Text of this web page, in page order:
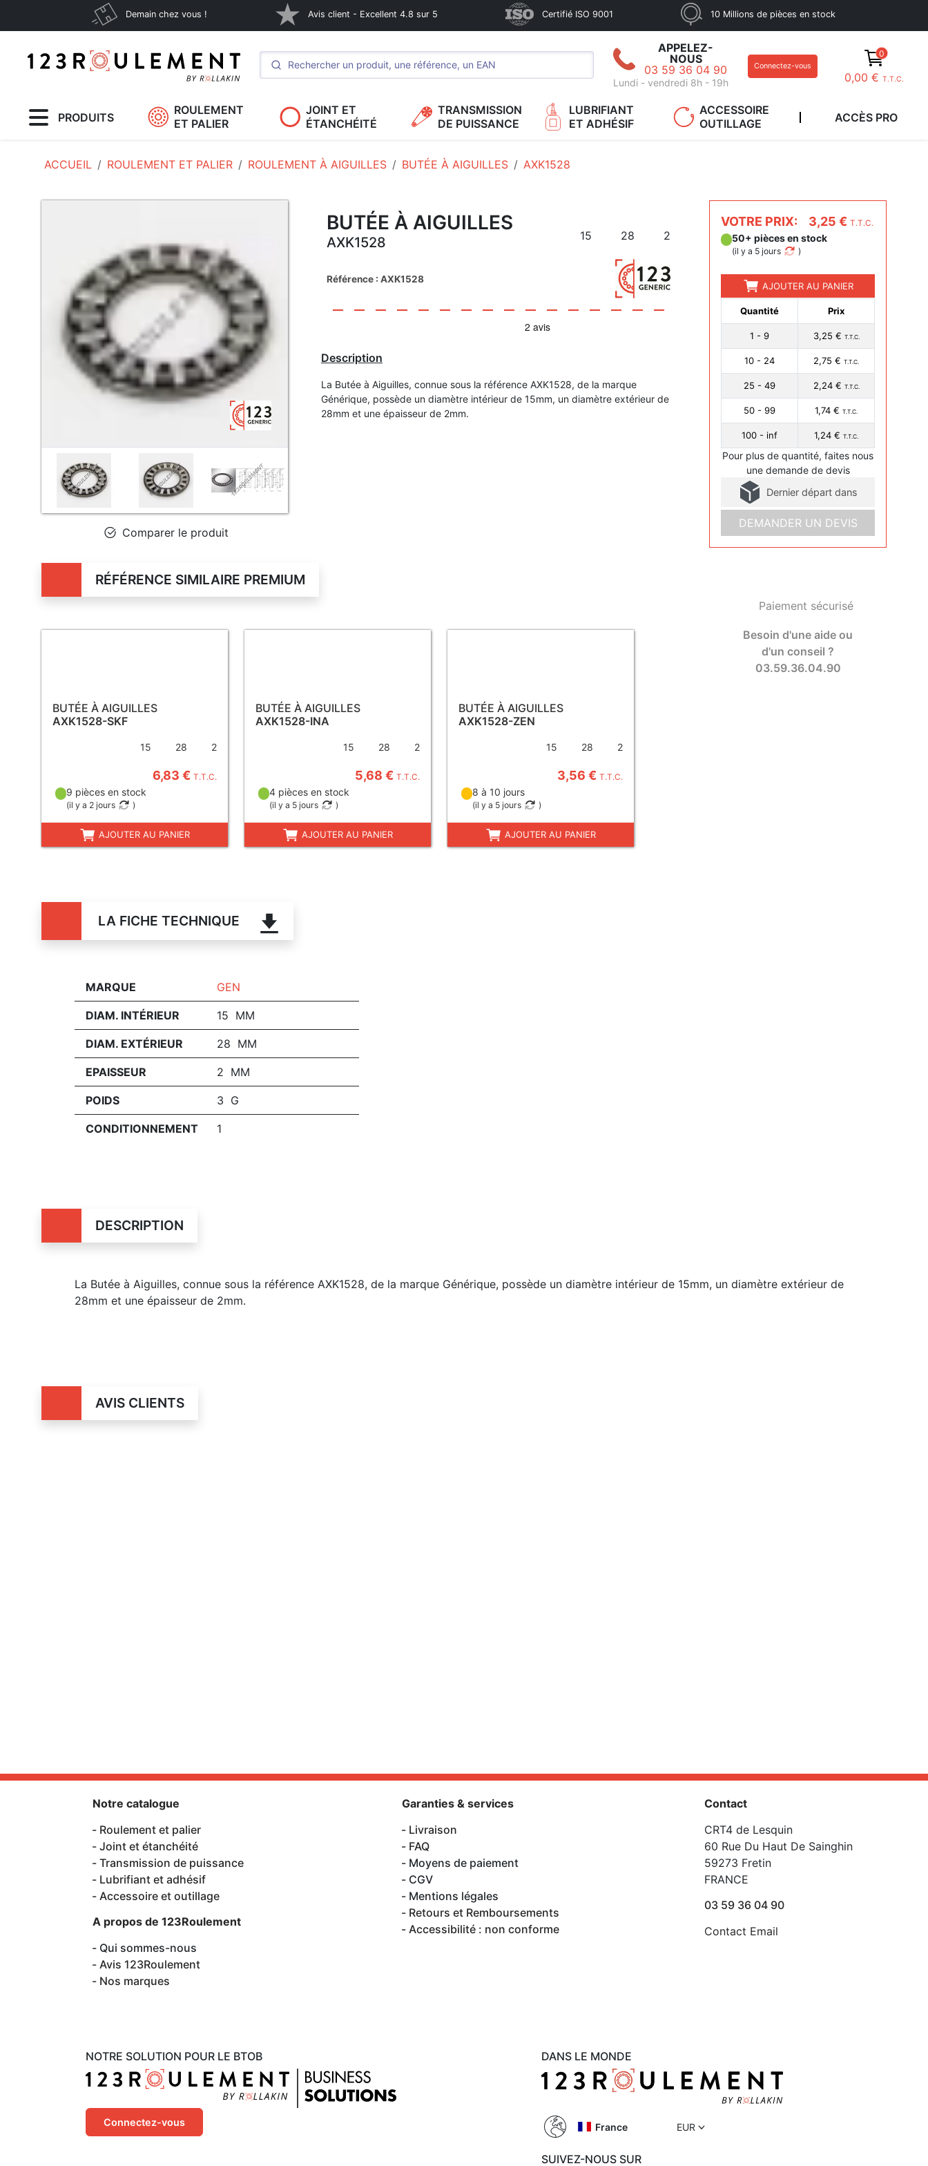
Demain chez vous ! Avis client - Excellent 4.8 sur 5 Certifié ISO 9001 10 Millions de pièces en stock
APPELEZ-
NOUS
03 59 36 04 90
Lundi - vendredi 8h - 19h
Connectez-vous
0
0,00 € T.T.C.
PRODUITS
ROULEMENT
ET PALIER
JOINT ET
ÉTANCHÉITÉ
TRANSMISSION
DE PUISSANCE
LUBRIFIANT
ET ADHÉSIF
ACCESSOIRE
OUTILLAGE
ACCÈS PRO
ACCUEIL ROULEMENT ET PALIER ROULEMENT À AIGUILLES BUTÉE À AIGUILLES AXK1528
Comparer le produit
BUTÉE À AIGUILLES
AXK1528 15 28 2
Référence : AXK1528
Description
La Butée à Aiguilles, connue sous la référence AXK1528, de la marque
Générique, possède un diamètre intérieur de 15mm, un diamètre extérieur de
28mm et une épaisseur de 2mm.
VOTRE PRIX: 3,25 € T.T.C.
50+ pièces en stock
(il y a 5 jours )
AJOUTER AU PANIER
Quantité Prix
1 - 9 3,25 € T.T.C.
10 - 24 2,75 € T.T.C.
25 - 49 2,24 € T.T.C.
50 - 99 1,74 € T.T.C.
100 - inf 1,24 € T.T.C.
Pour plus de quantité, faites nous
une demande de devis
Dernier départ dans
DEMANDER UN DEVIS
Paiement sécurisé
Besoin d'une aide ou
d'un conseil ?
03.59.36.04.90
RÉFÉRENCE SIMILAIRE PREMIUM
BUTÉE À AIGUILLES
AXK1528-SKF
15 28 2
6,83 € T.T.C.
9 pièces en stock
(il y a 2 jours )
AJOUTER AU PANIER
BUTÉE À AIGUILLES
AXK1528-INA
15 28 2
5,68 € T.T.C.
4 pièces en stock
(il y a 5 jours )
AJOUTER AU PANIER
BUTÉE À AIGUILLES
AXK1528-ZEN
15 28 2
3,56 € T.T.C.
8 à 10 jours
(il y a 5 jours )
AJOUTER AU PANIER
LA FICHE TECHNIQUE
MARQUE GEN
DIAM. INTÉRIEUR 15 MM
DIAM. EXTÉRIEUR 28 MM
EPAISSEUR 2 MM
POIDS 3 G
CONDITIONNEMENT 1
DESCRIPTION
La Butée à Aiguilles, connue sous la référence AXK1528, de la marque Générique, possède un diamètre intérieur de 15mm, un diamètre extérieur de
28mm et une épaisseur de 2mm.
AVIS CLIENTS
NOTRE SOLUTION POUR LE BTOB
Connectez-vous
Notre catalogue
Roulement et palier
Joint et étanchéité
Transmission de puissance
Lubrifiant et adhésif
Accessoire et outillage
A propos de 123Roulement
Qui sommes-nous
Avis 123Roulement
Nos marques
Garanties & services
Livraison
FAQ
Moyens de paiement
CGV
Mentions légales
Retours et Remboursements
Accessibilité : non conforme
Contact
CRT4 de Lesquin
60 Rue Du Haut De Sainghin
59273 Fretin
FRANCE
03 59 36 04 90
Contact Email
DANS LE MONDE
France EUR
SUIVEZ-NOUS SUR